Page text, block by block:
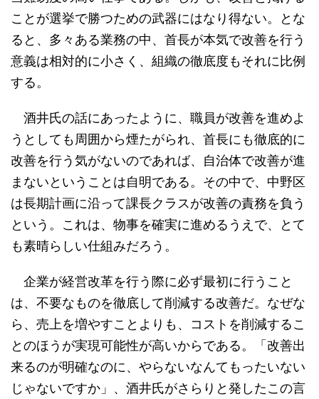
ことが選挙で勝つための武器にはなり得ない。とな
ると、多々ある業務の中、首長が本気で改善を行う
意義は相対的に小さく、組織の徹底度もそれに比例
する。
酒井氏の話にあったように、職員が改善を進めよ
うとしても周囲から煙たがられ、首長にも徹底的に
改善を行う気がないのであれば、自治体で改善が進
まないということは自明である。その中で、中野区
は長期計画に沿って課長クラスが改善の責務を負う
という。これは、物事を確実に進めるうえで、とて
も素晴らしい仕組みだろう。
企業が経営改革を行う際に必ず最初に行うこと
は、不要なものを徹底して削減する改善だ。なぜな
ら、売上を増やすことよりも、コストを削減するこ
とのほうが実現可能性が高いからである。「改善出
来るのが明確なのに、やらないなんてもったいない
じゃないですか」、酒井氏がさらりと発したこの言